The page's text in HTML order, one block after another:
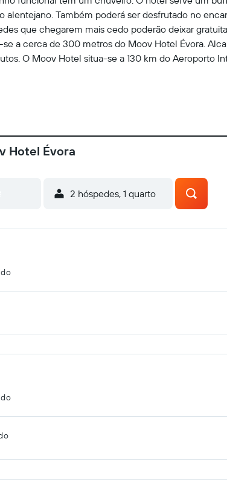
Também poderá ser desfrutado no
que chegarem mais cedo poderão deixar
a cerca de 300 metros do Moov Hotel Évora.
O Moov Hotel situa-se a 130 km do Aeroporto
Hotel Évora
2 hóspedes, 1 quarto